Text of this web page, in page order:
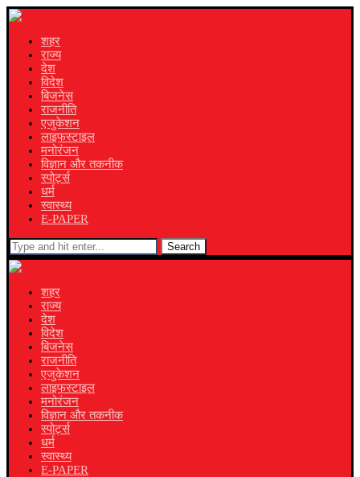
शहर
राज्य
देश
विदेश
बिजनेस
राजनीति
एजुकेशन
लाइफस्टाइल
मनोरंजन
विज्ञान और तकनीक
स्पोर्ट्स
धर्म
स्वास्थ्य
E-PAPER
Search
शहर
राज्य
देश
विदेश
बिजनेस
राजनीति
एजुकेशन
लाइफस्टाइल
मनोरंजन
विज्ञान और तकनीक
स्पोर्ट्स
धर्म
स्वास्थ्य
E-PAPER